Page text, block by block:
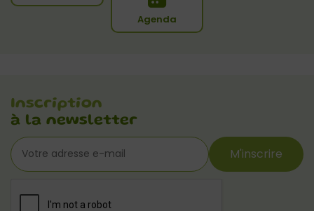
Agenda
Inscription
à la newsletter
M'inscrire